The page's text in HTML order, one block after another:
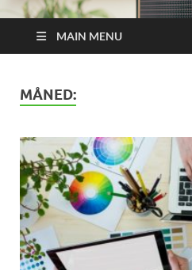
MAIN MENU
MÅNED: